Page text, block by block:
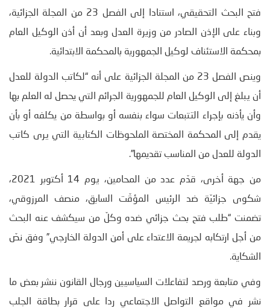
فتح البحث التحقيقي، استنادا إلى الفصل 23 من المجلة الجزائية،
وبناء على الإذن الصادر من وزيرة العدل وبعد أن أذن الوكيل العام
بمحكمة الاستئناف لوكيل الجمهورية بالمحكمة الابتدائية.
وينص الفصل 23 من المجلة الجزائية على أنه “لكاتب الدولة للعدل
أن يبلغ إلى الوكيل العام للجمهورية الجرائم التي يحصل له العلم بها
وأن يأذنه بإجراء التتبعات سواء بنفسه أو بواسطة من يكلفه أو بأن
يقدم إلى المحكمة المختصة الملحوظات الكتابية التي يرى كاتب
الدولة للعدل من المناسب تقديمها”.
من جهة أخرى، قدّم عدد من المحامين، يوم 14 أكتوبر 2021،
شكوى جزائيّة ضد الرئيس المؤقّت السابق، منصف المرزوقي،
تضمنت “طلب فتح بحث جزائي ضده وكلّ من سيكشف عنه البحث
من أجل ارتكابه لجريمة الاعتداء على أمن الدولة الخارجي” وفق نصّ
الشكاية.
وفي متابعة ورصد لتفاعلات السياسيين ورجال القانون ننشر بعض ما
نشر في مواقع التواصل الاجتماعي ردا على قرار بطاقة الجلب